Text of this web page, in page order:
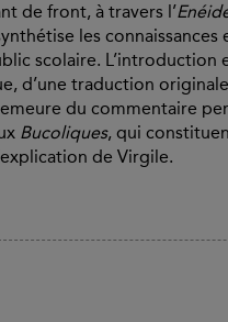
de front, à travers l’
les connaissances
scolaire. L’introduction
d’une traduction
du commentaire
Bucoliques, qui
de Virgile.